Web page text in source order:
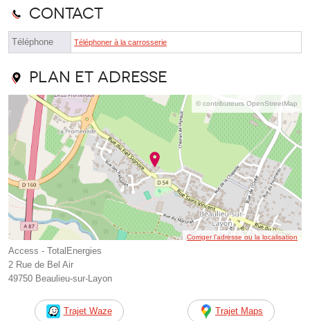
Contact
Téléphone Téléphoner à la carrosserie
Plan et adresse
© contributeurs OpenStreetMap
Corriger l’adresse ou la localisation
Access - TotalEnergies
2 Rue de Bel Air
49750 Beaulieu-sur-Layon
Trajet Waze Trajet Maps